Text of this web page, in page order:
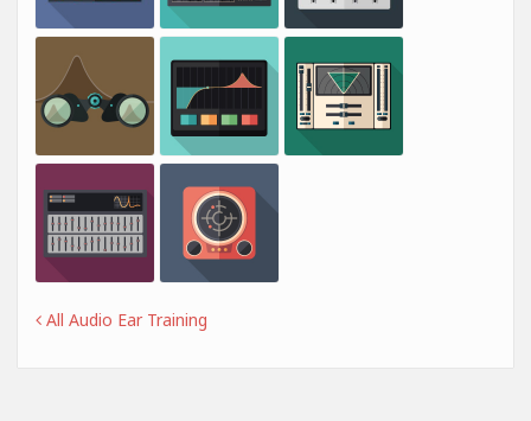
All Audio Ear Training